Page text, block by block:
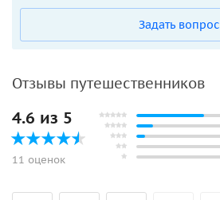
Задать вопрос
Отзывы путешественников
4.6 из 5
11 оценок